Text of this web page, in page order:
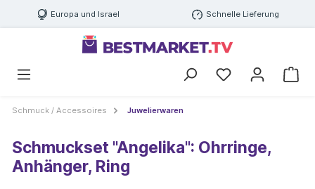
Europa und Israel Schnelle Lieferung
Schmuck / Accessoires Juwelierwaren
Schmuckset "Angelika": Ohrringe,
Anhänger, Ring